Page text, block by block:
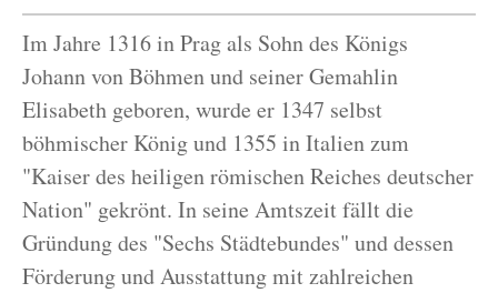
Im Jahre 1316 in Prag als Sohn des Königs
Johann von Böhmen und seiner Gemahlin
Elisabeth geboren, wurde er 1347 selbst
böhmischer König und 1355 in Italien zum
"Kaiser des heiligen römischen Reiches deutscher
Nation" gekrönt. In seine Amtszeit fällt die
Gründung des "Sechs Städtebundes" und dessen
Förderung und Ausstattung mit zahlreichen